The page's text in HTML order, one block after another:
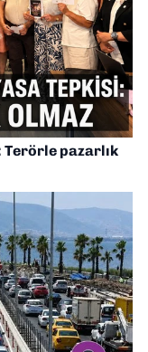
Terörle pazarlık